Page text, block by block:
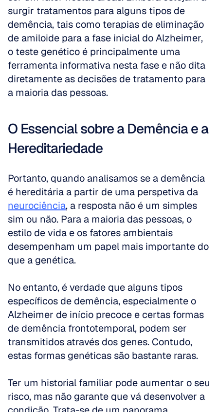
surgir tratamentos para alguns tipos de
demência, tais como terapias de eliminação
de amiloide para a fase inicial do Alzheimer,
o teste genético é principalmente uma
ferramenta informativa nesta fase e não dita
diretamente as decisões de tratamento para
a maioria das pessoas.
O Essencial sobre a Demência e a
Hereditariedade
Portanto, quando analisamos se a demência
neurociência, a resposta não é um simples
sim ou não. Para a maioria das pessoas, o
estilo de vida e os fatores ambientais
desempenham um papel mais importante do
que a genética.
No entanto, é verdade que alguns tipos
específicos de demência, especialmente o
Alzheimer de início precoce e certas formas
de demência frontotemporal, podem ser
transmitidos através dos genes. Contudo,
estas formas genéticas são bastante raras.
Ter um historial familiar pode aumentar o seu
risco, mas não garante que vá desenvolver a